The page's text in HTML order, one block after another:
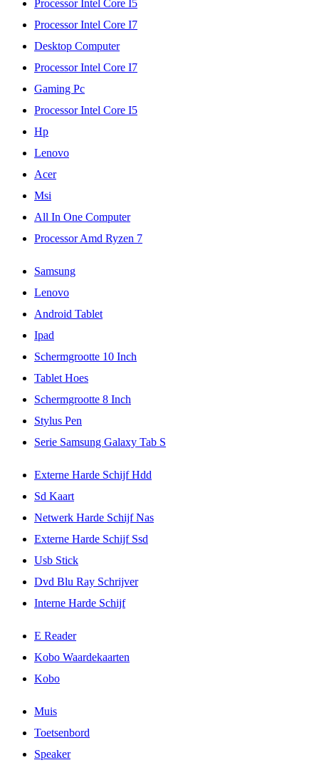
Processor Intel Core I5
Processor Intel Core I7
Desktop Computer
Processor Intel Core I7
Gaming Pc
Processor Intel Core I5
Hp
Lenovo
Acer
Msi
All In One Computer
Processor Amd Ryzen 7
Samsung
Lenovo
Android Tablet
Ipad
Schermgrootte 10 Inch
Tablet Hoes
Schermgrootte 8 Inch
Stylus Pen
Serie Samsung Galaxy Tab S
Externe Harde Schijf Hdd
Sd Kaart
Netwerk Harde Schijf Nas
Externe Harde Schijf Ssd
Usb Stick
Dvd Blu Ray Schrijver
Interne Harde Schijf
E Reader
Kobo Waardekaarten
Kobo
Muis
Toetsenbord
Speaker